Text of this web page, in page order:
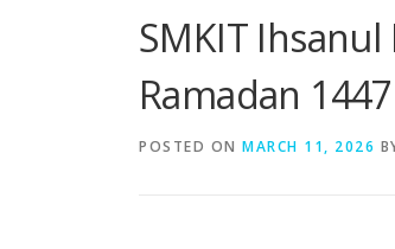
SMKIT
Ramadan
POSTED ON MARCH 11, 2026